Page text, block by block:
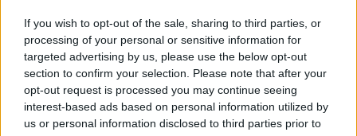
If you wish to opt-out of the sale, sharing to third parties, or
processing of your personal or sensitive information for
targeted advertising by us, please use the below opt-out
section to confirm your selection. Please note that after your
opt-out request is processed you may continue seeing
interest-based ads based on personal information utilized by
us or personal information disclosed to third parties prior to
Classic Mantra
Riepilogo stagione
Titolare 14 - 36%